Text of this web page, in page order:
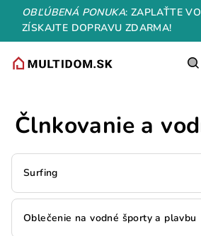
Prejsť
obsah
OBĽÚBENÁ PONUKA: ZAPLAŤTE
ZÍSKAJTE DOPRAVU ZDARMA!
Člnkovanie a
Surfing
Oblečenie na vodné športy a plavbu